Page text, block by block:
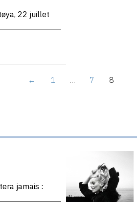
22 juillet
← 1 … 7 8
jamais :